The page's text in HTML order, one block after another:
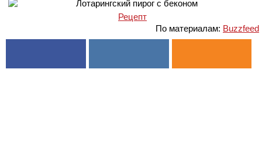
Рецепт
По материалам: Buzzfeed